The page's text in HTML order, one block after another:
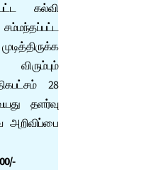
கல்வி
28
தளர்வு
அறிவிப்பை